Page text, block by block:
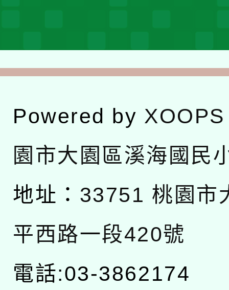
Powered by XOOPS
園市大園區溪海國民
地址： 33751 桃園市
平西路一段420號
電話:03-3862174